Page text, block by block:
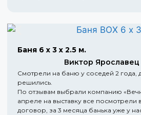
Баня 6 х 3 х 2.5 м.
Виктор Ярославец
Смотрели на баню у соседей 2 года,
решились.
По отзывам выбрали компанию
апреле на выставку все посмотрели
договор, за 3 месяца банька уже у